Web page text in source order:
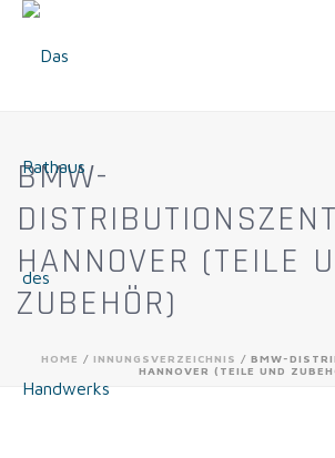
BMW-
HANNOVER (TEILE
ZUBEHÖR)
HOME / INNUNGSVERZEICHNIS / BMW-
HANNOVER (TEILE UND